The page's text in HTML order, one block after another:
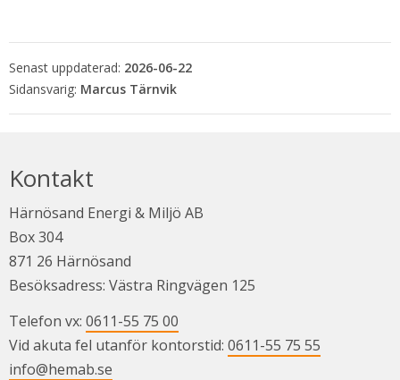
Senast uppdaterad: 2026-06-22
Marcus Tärnvik
Kontakt
Härnösand Energi & Miljö AB
Box 304
871 26 Härnösand
Besöksadress: Västra Ringvägen 125
Telefon vx: 0611-55 75 00
Vid akuta fel utanför kontorstid: 0611-55 75 55
info@hemab.se